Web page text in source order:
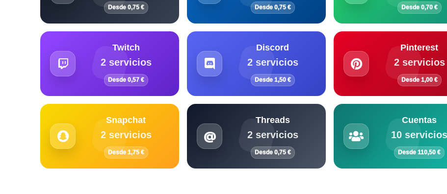
Desde 0,75 € Desde 0,75 € Desde 0,70 €
Twitch
2 servicios
Desde 0,57 €
Discord
2 servicios
Desde 1,50 €
Pinterest
2 servicios
Desde 1,00 €
Snapchat
2 servicios
Desde 1,75 €
Threads
2 servicios
Desde 0,75 €
Cuentas
10 servicios
Desde 110,50 €